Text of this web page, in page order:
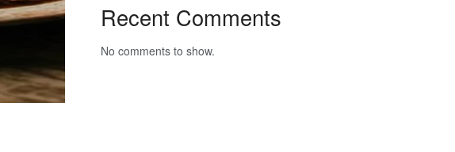
Recent Comments
No comments to show.